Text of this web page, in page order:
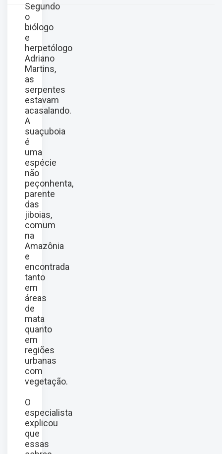
Segundo
o
biólogo
e
herpetólogo
Adriano
Martins,
as
serpentes
estavam
acasalando.
A
suaçuboia
é
uma
espécie
não
peçonhenta,
parente
das
jiboias,
comum
na
Amazônia
e
encontrada
tanto
em
áreas
de
mata
quanto
em
regiões
urbanas
com
vegetação.
O
especialista
explicou
que
essas